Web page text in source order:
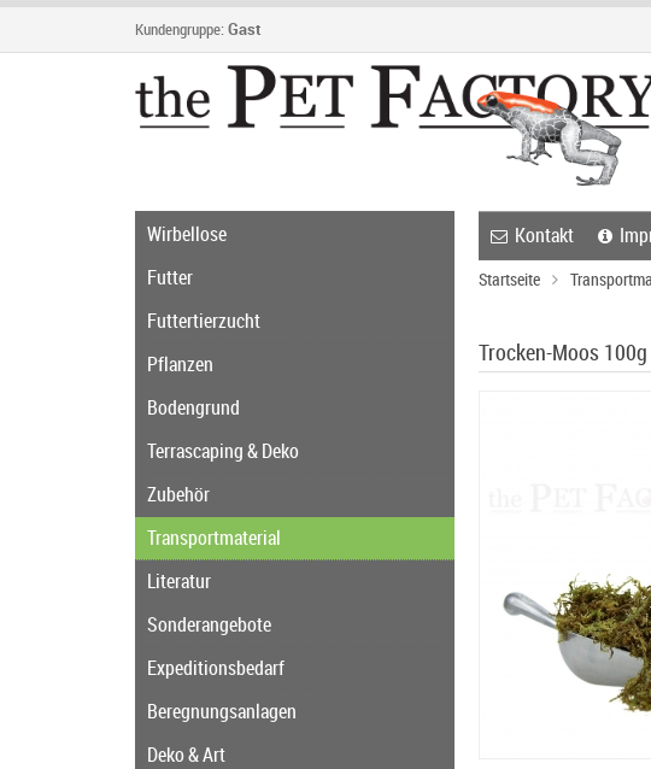
Kundengruppe: Gast
Kontakt
Startseite
Trocken-Moos 100g
Wirbellose
Futter
Futtertierzucht
Pflanzen
Bodengrund
Terrascaping & Deko
Zubehör
Transportmaterial
Literatur
Sonderangebote
Expeditionsbedarf
Beregnungsanlagen
Deko & Art